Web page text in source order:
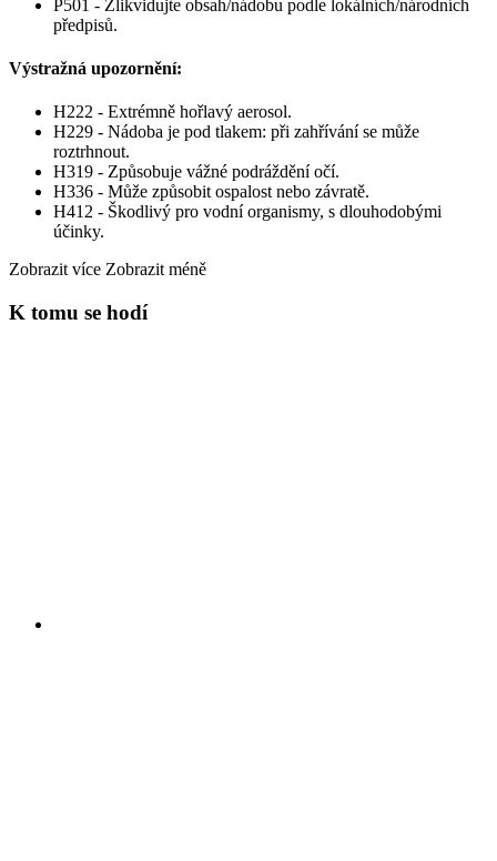
P501 - Zlikvidujte obsah/nádobu podle lokálních/národních
předpisů.
Výstražná upozornění:
H222 - Extrémně hořlavý aerosol.
H229 - Nádoba je pod tlakem: při zahřívání se může
roztrhnout.
H319 - Způsobuje vážné podráždění očí.
H336 - Může způsobit ospalost nebo závratě.
H412 - Škodlivý pro vodní organismy, s dlouhodobými
účinky.
Zobrazit více Zobrazit méně
K tomu se hodí